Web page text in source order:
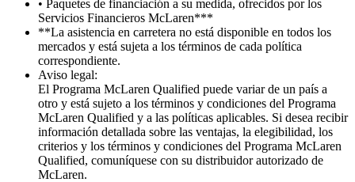
• Paquetes de financiación a su medida, ofrecidos por los
Servicios Financieros McLaren***
**La asistencia en carretera no está disponible en todos los
mercados y está sujeta a los términos de cada política
correspondiente.
Aviso legal:
El Programa McLaren Qualified puede variar de un país a
otro y está sujeto a los términos y condiciones del Programa
McLaren Qualified y a las políticas aplicables. Si desea recibir
información detallada sobre las ventajas, la elegibilidad, los
criterios y los términos y condiciones del Programa McLaren
Qualified, comuníquese con su distribuidor autorizado de
McLaren.